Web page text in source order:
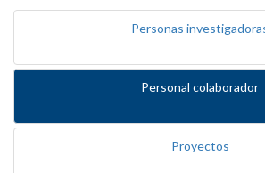
Personas
Personal colaborador
Proyectos